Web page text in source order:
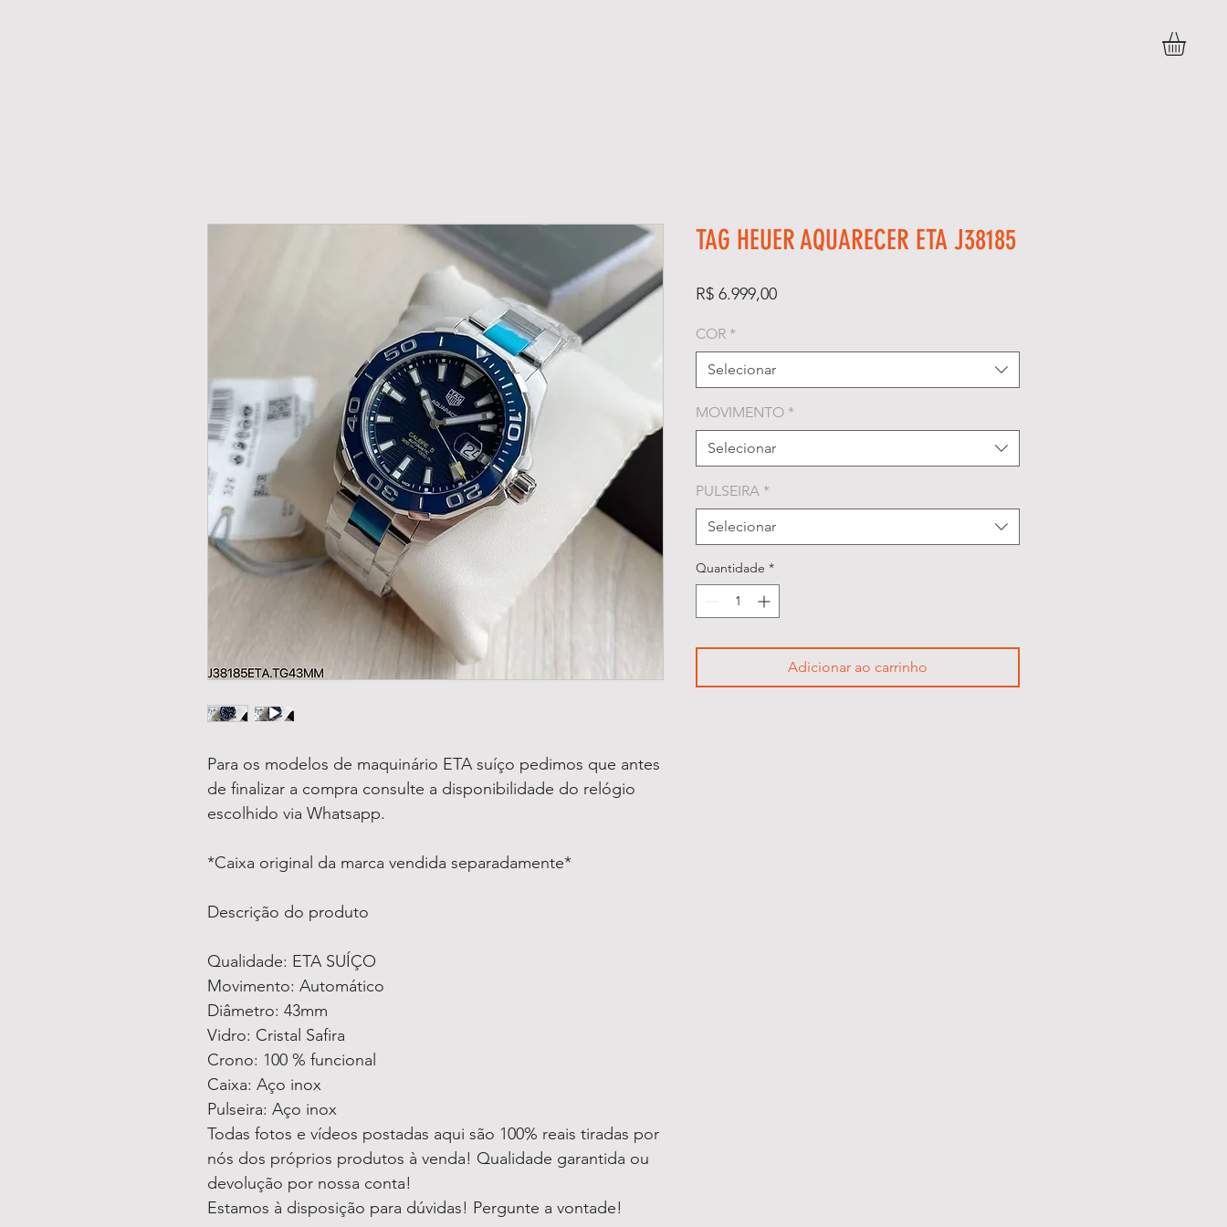
Para os modelos de maquinário ETA suíço pedimos que antes
de finalizar a compra consulte a disponibilidade do relógio
escolhido via Whatsapp.
*Caixa original da marca vendida separadamente*
Descrição do produto
Qualidade: ETA SUÍÇO
Movimento: Automático
Diâmetro: 43mm
Vidro: Cristal Safira
Crono: 100 % funcional
Caixa: Aço inox
Pulseira: Aço inox
Todas fotos e vídeos postadas aqui são 100% reais tiradas por
nós dos próprios produtos à venda! Qualidade garantida ou
devolução por nossa conta!
Estamos à disposição para dúvidas! Pergunte a vontade!
TAG HEUER AQUARECER ETA J38185
R$ 6.999,00Preço
COR *
Selecionar
MOVIMENTO *
Selecionar
PULSEIRA *
Selecionar
Quantidade *
Adicionar ao carrinho